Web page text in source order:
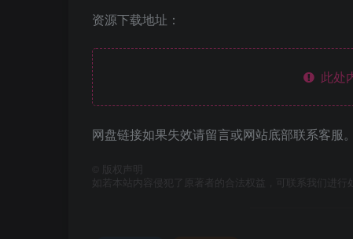
资源下载地址：
此处
网盘链接如果失效请留言或网站底部联系客服
版权声明
如若本站内容侵犯了原著者的合法权益，可联系我们进